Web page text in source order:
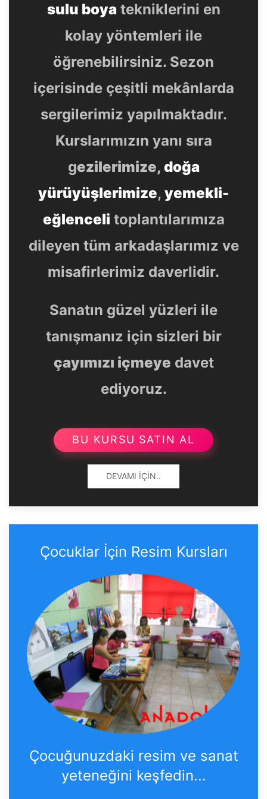
sulu boyatekniklerini en
kolay yöntemleri ile
öğrenebilirsiniz. Sezon
içerisinde çeşitli mekânlarda
sergilerimiz yapılmaktadır.
Kurslarımızın yanı sıra
gezilerimize, doğa
yürüyüşlerimize, yemekli-
eğlenceli toplantılarımıza
dileyen tüm arkadaşlarımız ve
misafirlerimiz daverlidir.
Sanatın güzel yüzleri ile
tanışmanız için sizleri bir
çayımızı içmeye davet
ediyoruz.
BU KURSU SATIN AL
DEVAMI İÇIN..
Çocuklar İçin Resim Kursları
Çocuğunuzdaki resim ve sanat
yeteneğini keşfedin...